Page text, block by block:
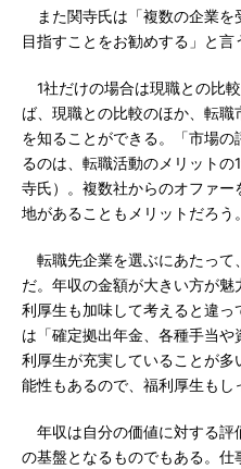
また関寺氏は「複数の企業を
目指すことをお勧めする」と言
1社だけの場合は現職との比
ば、現職との比較のほか、転
を知ることができる。「市場
るのは、転職活動のメリット
寺氏）。複数社からのオファ
地があることもメリットだろう。
転職先企業を選ぶにあたって
だ。年収の金額が大きい方が
利厚生も加味して考えると違
は「確定拠出年金、各種手当
利厚生が充実していることが
能性もあるので、福利厚生もし
年収は自分の価値に対する評
の基盤となるものでもある。仕